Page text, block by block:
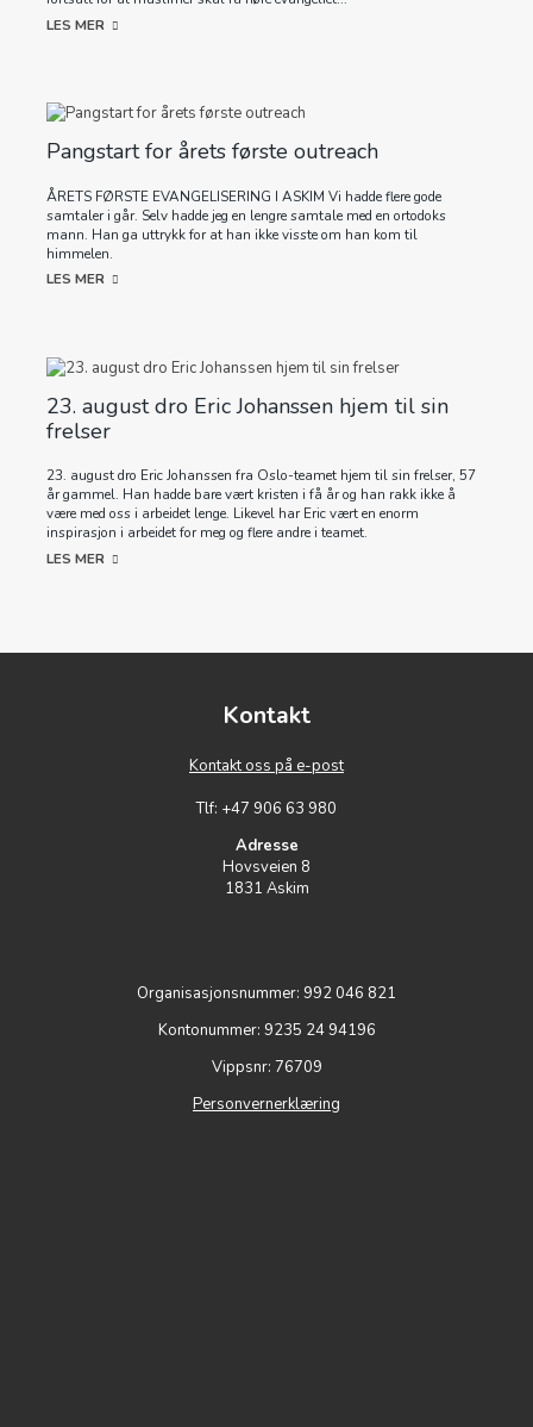
LES MER
Pangstart for årets første outreach
ÅRETS FØRSTE EVANGELISERING I ASKIM Vi hadde flere gode
samtaler i går. Selv hadde jeg en lengre samtale med en ortodoks
mann. Han ga uttrykk for at han ikke visste om han kom til
himmelen.
LES MER
23. august dro Eric Johanssen hjem til sin
frelser
23. august dro Eric Johanssen fra Oslo-teamet hjem til sin frelser, 57
år gammel. Han hadde bare vært kristen i få år og han rakk ikke å
være med oss i arbeidet lenge. Likevel har Eric vært en enorm
inspirasjon i arbeidet for meg og flere andre i teamet.
LES MER
Kontakt
Kontakt oss på e-post
Tlf: +47 906 63 980
Adresse
Hovsveien 8
1831 Askim
Organisasjonsnummer: 992 046 821
Kontonummer: 9235 24 94196
Vippsnr: 76709
Personvernerklæring